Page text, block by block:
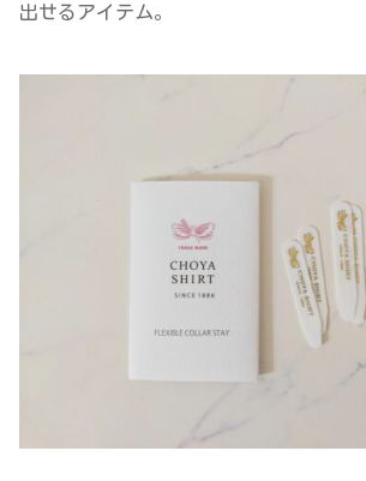
出せるアイテム。